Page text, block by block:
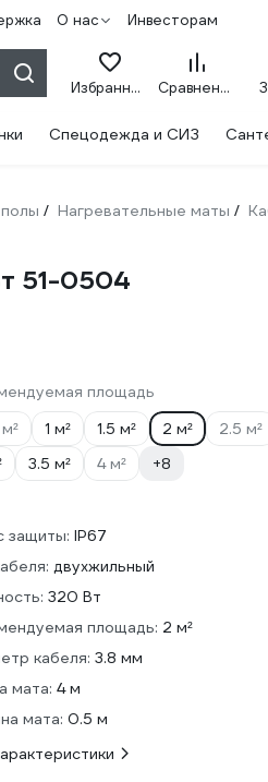
О нас Инвесторам
Избранное Сравнение
Спецодежда и СИЗ
/ Нагревательные маты /
51-0504
площадь
1 м² 1.5 м² 2 м²
2.5 м²
3.5 м² 4 м² +8
защиты: IP67
двухжильный
320 Вт
площадь: 2 м²
кабеля: 3.8 мм
мата: 4 м
мата: 0.5 м